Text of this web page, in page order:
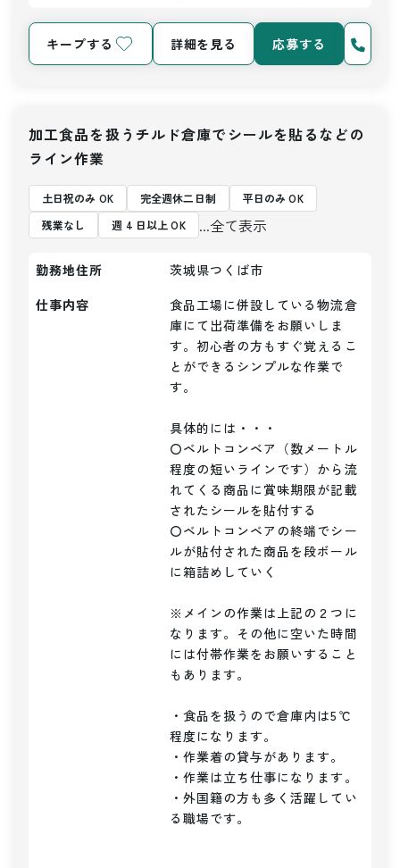
キープする 詳細を見る 応募する
加工食品を扱うチルド倉庫でシールを貼るなどの
ライン作業
土日祝のみ OK 完全週休二日制
平日のみ OK
残業なし
週 4 日以上 OK ...全て表示
勤務地住所
茨城県つくば市
仕事内容
食品工場に併設している物流倉
庫にて出荷準備をお願いしま
す。初心者の方もすぐ覚えるこ
とができるシンプルな作業で
す。
具体的には・・・
〇ベルトコンベア（数メートル
程度の短いラインです）から流
れてくる商品に賞味期限が記載
されたシールを貼付する
〇ベルトコンベアの終端でシー
ルが貼付された商品を段ボール
に箱詰めしていく
※メインの作業は上記の２つに
なります。その他に空いた時間
には付帯作業をお願いすること
もあります。
・食品を扱うので倉庫内は5℃
程度になります。
・作業着の貸与があります。
・作業は立ち仕事になります。
・外国籍の方も多く活躍してい
る職場です。